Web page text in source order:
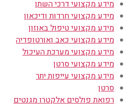
מידע מקצועי דרכי השתן
מידע מקצועי חרדות ודיכאון
מידע מקצועי טיפול באוזון
מידע מקצועי כאב ואורטופדיה
מידע מקצועי מערכת העיכול
מידע מקצועי סרטן
מידע מקצועי עייפות יתר
סרטן
רפואת פולסים אלקטרו מגנטים